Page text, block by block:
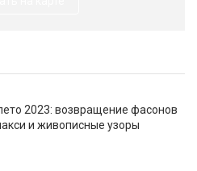
2023: возвращение фасонов
и живописные узоры